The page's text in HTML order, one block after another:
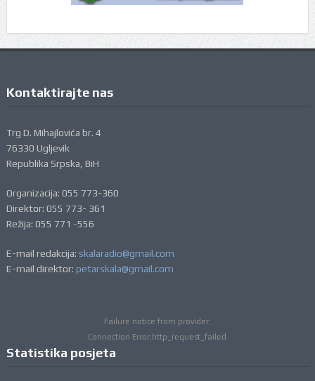
Kontaktirajte nas
Trg D. Mihajlovića br. 4
76330 Ugljevik
Republika Srpska, BiH
Organizacija: 055 773-360
Direktor: 055 773- 361
Režija: 055 771 -556
E-mail redakcija: skalaradio@gmail.com
E-mail direktor: petarskala@gmail.com
Failure notice from provider:
Connection Error:http_request_failed
Statistika posjeta